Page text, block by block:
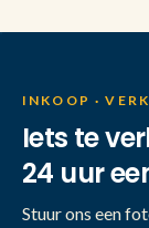
INKOOP ·
Iets te
24 uur
Stuur ons een